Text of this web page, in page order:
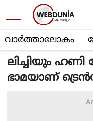
വാര്‍ത്താലോകം
ലിച്ചിയും
ഭാമയാണ്